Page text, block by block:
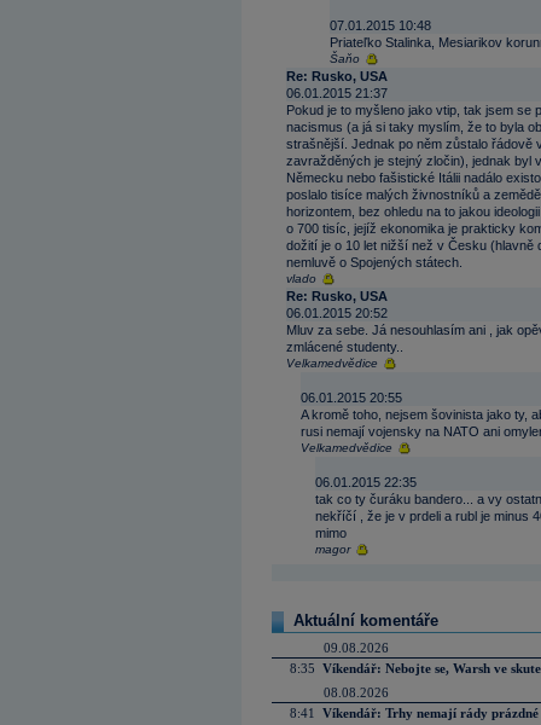
07.01.2015 10:48
Priateľko Stalinka, Mesiarikov
Šaňo
Re: Rusko, USA
06.01.2015 21:37
Pokud je to myšleno jako vtip, tak jsem se
nacismus (a já si taky myslím, že to byla
strašnější. Jednak po něm zůstalo
zavražděných je stejný zločin), jednak byl
Německu nebo fašistické Itálii nadálo
poslalo tisíce malých živnostníků a
horizontem, bez ohledu na to jakou
o 700 tisíc, jejíž ekonomika je prakticky
dožití je o 10 let nižší než v Česku (hlavně
nemluvě o Spojených státech.
vlado
Re: Rusko, USA
06.01.2015 20:52
Mluv za sebe. Já nesouhlasím ani , jak
zmlácené studenty..
Velkamedvědice
06.01.2015 20:55
A kromě toho, nejsem šovinista jako ty,
rusi nemají vojensky na NATO ani
Velkamedvědice
06.01.2015 22:35
tak co ty čuráku bandero... a vy
nekříčí , že je v prdeli a rubl je minus
mimo
magor
Aktuální komentáře
09.08.2026
8:35 Víkendář: Nebojte se, Warsh ve
08.08.2026
8:41
Víkendář: Trhy nemají rády prázdné